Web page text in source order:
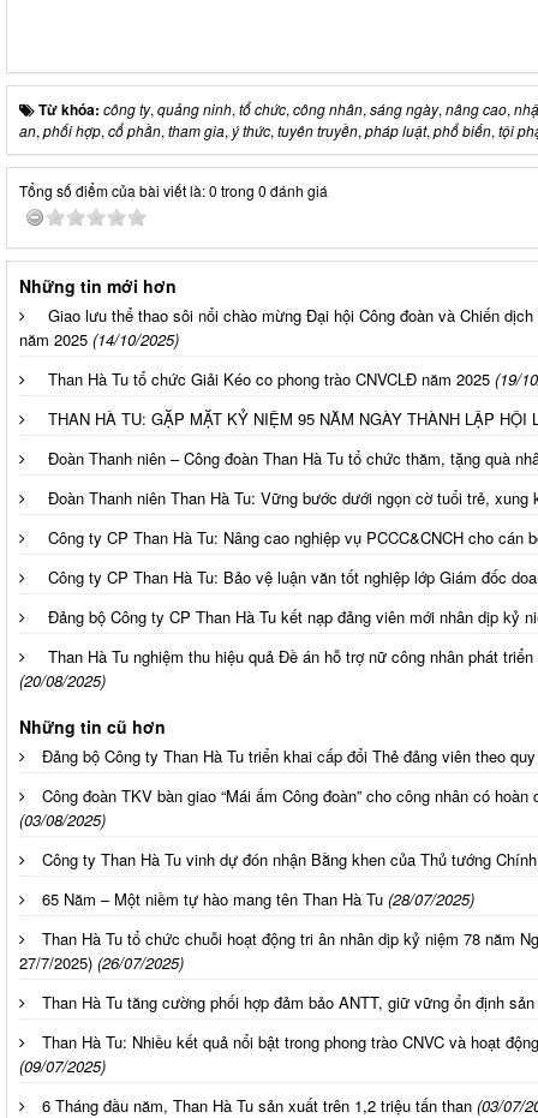
Từ khóa: công ty, quảng ninh, tổ chức, công nhân, sáng ngày, nâng cao,
an, phối hợp, cổ phần, tham gia, ý thức, tuyên truyền, pháp luật, phổ biến, tội
Tổng số điểm của bài viết là: 0 trong 0 đánh giá
Những tin mới hơn
Giao lưu thể thao sôi nổi chào mừng Đại hội Công đoàn và Chiến
năm 2025 (14/10/2025)
Than Hà Tu tổ chức Giải Kéo co phong trào CNVCLĐ năm 2025 (19/
THAN HÀ TU: GẶP MẶT KỶ NIỆM 95 NĂM NGÀY THÀNH LẬP HỘI
Đoàn Thanh niên – Công đoàn Than Hà Tu tổ chức thăm, tặng quà
Đoàn Thanh niên Than Hà Tu: Vững bước dưới ngọn cờ tuổi trẻ, xung
Công ty CP Than Hà Tu: Nâng cao nghiệp vụ PCCC&CNCH cho cán
Công ty CP Than Hà Tu: Bảo vệ luận văn tốt nghiệp lớp Giám đốc
Đảng bộ Công ty CP Than Hà Tu kết nạp đảng viên mới nhân dịp kỷ
Than Hà Tu nghiệm thu hiệu quả Đề án hỗ trợ nữ công nhân phát
(20/08/2025)
Những tin cũ hơn
Đảng bộ Công ty Than Hà Tu triển khai cấp đổi Thẻ đảng viên theo
Công đoàn TKV bàn giao “Mái ấm Công đoàn” cho công nhân có
(03/08/2025)
Công ty Than Hà Tu vinh dự đón nhận Bằng khen của Thủ tướng
65 Năm – Một niềm tự hào mang tên Than Hà Tu (28/07/2025)
Than Hà Tu tổ chức chuỗi hoạt động tri ân nhân dịp kỷ niệm 78 năm
27/7/2025) (26/07/2025)
Than Hà Tu tăng cường phối hợp đảm bảo ANTT, giữ vững ổn định
Than Hà Tu: Nhiều kết quả nổi bật trong phong trào CNVC và hoạt
(09/07/2025)
6 Tháng đầu năm, Than Hà Tu sản xuất trên 1,2 triệu tấn than (03/07/